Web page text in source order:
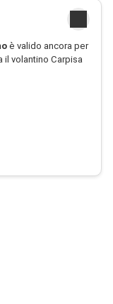
è valido ancora per
il volantino Carpisa